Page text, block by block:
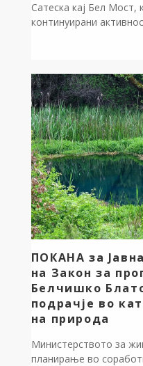
Сатеска кај Бел Мост,
континуирани
Посебно внимание
точки долж реката,
ПОКАНА за
на Закон за
Белчишко
подрачје во
на природа
Министерството за
планирање во